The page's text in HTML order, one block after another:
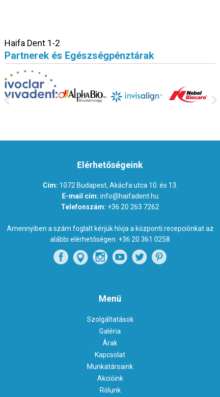
Haifa Dent 1-2
Partnerek és Egészségpénztárak
Elérhetőségeink
Cím: 1072 Budapest, Akácfa utca 10. és 13.
E-mail cím: info@haifadent.hu
Telefonszám: +36 20 263 7262
Amennyiben a szám foglalt kérjük hívja a központi recepciónkat az
alábbi elérhetőségen: +36 20 361 0258
Menü
Szolgáltatások
Galéria
Árak
Kapcsolat
Munkatársaink
Akcióink
Rólunk